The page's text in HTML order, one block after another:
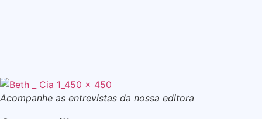
Acompanhe as entrevistas da nossa editora